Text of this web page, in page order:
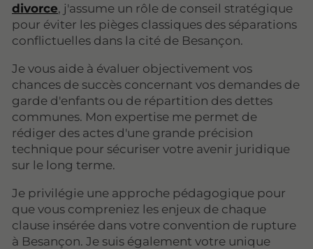
divorce, j'assume un rôle de conseil stratégique
pour éviter les pièges classiques des séparations
conflictuelles dans la cité de Besançon.
Je vous aide à évaluer objectivement vos
chances de succès concernant vos demandes de
garde d'enfants ou de répartition des dettes
communes. Mon expertise me permet de
rédiger des actes d'une grande précision
technique pour sécuriser votre avenir juridique
sur le long terme.
Je privilégie une approche pédagogique pour
que vous compreniez les enjeux de chaque
clause insérée dans votre convention de rupture
à Besançon. Je suis également votre unique